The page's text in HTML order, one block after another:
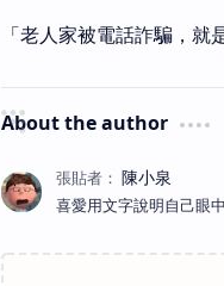
「老人家被電話詐騙，就
About the author
喜愛用文字說明自己眼